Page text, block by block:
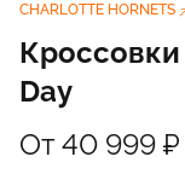
CHARLOTTE HORNETS
Day
От 40 999 ₽